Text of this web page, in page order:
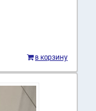
в корзину